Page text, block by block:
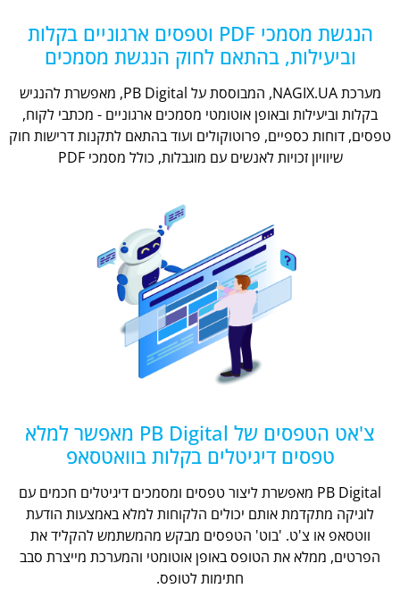
הנגשת מסמכי PDF וטפסים ארגוניים בקלות
וביעילות, בהתאם לחוק הנגשת מסמכים
מערכת NAGIX.UA, המבוססת על PB Digital, מאפשרת להנגיש
בקלות וביעילות ובאופן אוטומטי מסמכים ארגוניים - מכתבי לקוח,
טפסים, דוחות כספיים, פרוטוקולים ועוד בהתאם לתקנות דרישות חוק
שיוויון זכויות לאנשים עם מוגבלות, כולל מסמכי PDF
צ'אט הטפסים של PB Digital מאפשר למלא
טפסים דיגיטלים בקלות בוואטסאפ
PB Digital מאפשרת ליצור טפסים ומסמכים דיגיטלים חכמים עם
לוגיקה מתקדמת אותם יכולים הלקוחות למלא באמצעות הודעת
ווטסאפ או צ'ט. 'בוט' הטפסים מבקש מהמשתמש להקליד את
הפרטים, ממלא את הטופס באופן אוטומטי והמערכת מייצרת סבב
חתימות לטופס.